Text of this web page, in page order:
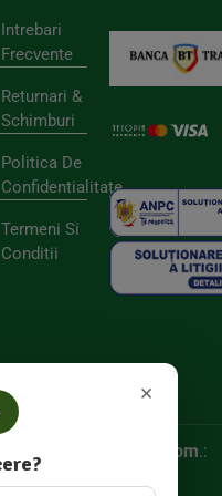
Intrebari
Frecvente
Returnari &
Schimburi
Politica De
Confidentialitate
Termeni Si
Conditii
52060536, Reg. Com.:
×